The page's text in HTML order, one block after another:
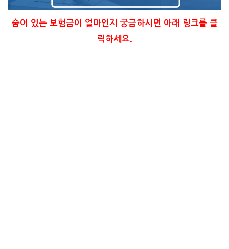
숨어 있는 보험금이 얼마인지 궁금하시면 아래 링크를 클
릭하세요.